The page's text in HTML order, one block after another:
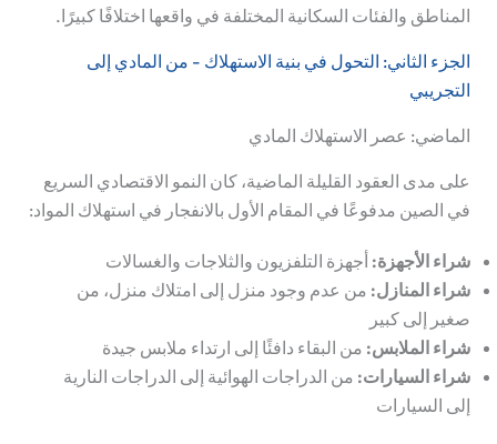
المناطق والفئات السكانية المختلفة في واقعها اختلافًا كبيرًا.
الجزء الثاني: التحول في بنية الاستهلاك - من المادي إلى
التجريبي
الماضي: عصر الاستهلاك المادي
على مدى العقود القليلة الماضية، كان النمو الاقتصادي السريع
في الصين مدفوعًا في المقام الأول بالانفجار في استهلاك المواد:
شراء الأجهزة: أجهزة التلفزيون والثلاجات والغسالات
شراء المنازل: من عدم وجود منزل إلى امتلاك منزل، من
صغير إلى كبير
شراء الملابس: من البقاء دافئًا إلى ارتداء ملابس جيدة
شراء السيارات: من الدراجات الهوائية إلى الدراجات النارية
إلى السيارات